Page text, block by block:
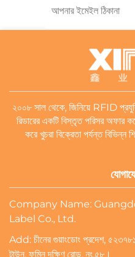
২০০৮ সাল থেকে, জিনিয়ে RFID
রিডারের একটি বিস্তৃত পরিসর অফার
করে খুচরা বিক্রেতা পর্যন্ত বিভিন্ন
Company Name:
Label Co., Ltd.
Add: চীনের গুয়াংডোং প্রদেশ, ৫২৩৭৮১
টাউন, ফুমিন দক্ষিণ রোড, নং.৫৮।